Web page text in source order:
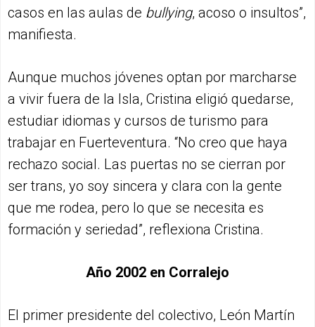
casos en las aulas de bullying, acoso o insultos”,
manifiesta.
Aunque muchos jóvenes optan por marcharse
a vivir fuera de la Isla, Cristina eligió quedarse,
estudiar idiomas y cursos de turismo para
trabajar en Fuerteventura. “No creo que haya
rechazo social. Las puertas no se cierran por
ser trans, yo soy sincera y clara con la gente
que me rodea, pero lo que se necesita es
formación y seriedad”, reflexiona Cristina.
Año 2002 en Corralejo
El primer presidente del colectivo, León Martín